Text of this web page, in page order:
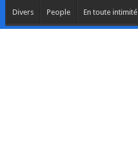
Divers People En toute intimité